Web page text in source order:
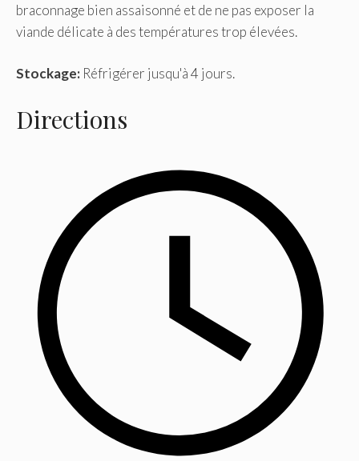
braconnage bien assaisonné et de ne pas exposer la
viande délicate à des températures trop élevées.
Stockage: Réfrigérer jusqu'à 4 jours.
Directions